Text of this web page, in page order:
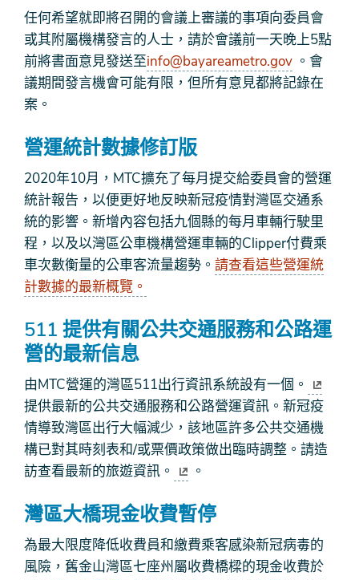
任何希望就即將召開的會議上審議的事項向委員會
或其附屬機構發言的人士，請於會議前一天晚上5點
前將書面意見發送至info@bayareametro.gov 。會
議期間發言機會可能有限，但所有意見都將記錄在
案。
營運統計數據修訂版
2020年10月，MTC擴充了每月提交給委員會的營運
統計報告，以便更好地反映新冠疫情對灣區交通系
統的影響。新增內容包括九個縣的每月車輛行駛里
程，以及以灣區公車機構營運車輛的Clipper付費乘
車次數衡量的公車客流量趨勢。 請查看這些營運統
計數據的最新概覽。
511 提供有關公共交通服務和公路運
營的最新信息
由MTC營運的灣區511出行資訊系統設有一個 。
提供最新的公共交通服務和公路營運資訊。新冠疫
情導致灣區出行大幅減少，該地區許多公共交通機
構已對其時刻表和/或票價政策做出臨時調整。請造
訪查看最新的旅遊資訊。 。
灣區大橋現金收費暫停
為最大限度降低收費員和繳費乘客感染新冠病毒的
風險，舊金山灣區七座州屬收費橋樑的現金收費於